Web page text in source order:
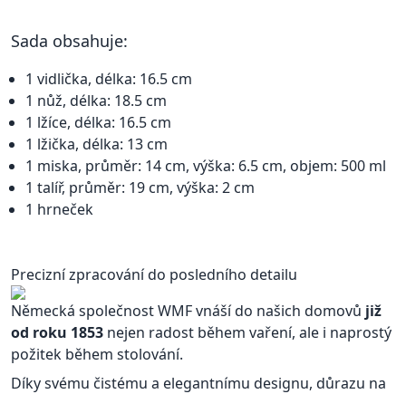
Sada obsahuje:
1 vidlička, délka: 16.5 cm
1 nůž, délka: 18.5 cm
1 lžíce, délka: 16.5 cm
1 lžička, délka: 13 cm
1 miska, průměr: 14 cm, výška: 6.5 cm, objem: 500 ml
1 talíř, průměr: 19 cm, výška: 2 cm
1 hrneček
Precizní zpracování do posledního detailu
Německá společnost WMF vnáší do našich domovů již
od roku 1853 nejen radost během vaření, ale i naprostý
požitek během stolování.
Díky svému čistému a elegantnímu designu, důrazu na